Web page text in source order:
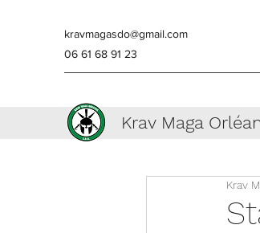
kravmagasdo@gmail.com
06 61 68 91 23
Krav Maga
Krav